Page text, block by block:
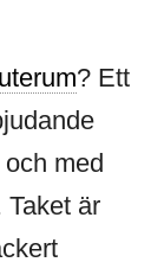
uterum? Ett
med
Taket är